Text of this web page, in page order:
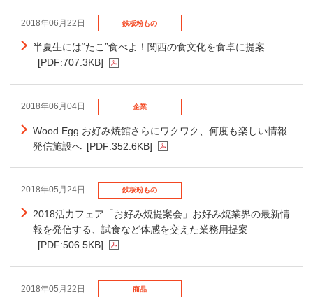
2018年06月22日 鉄板粉もの
半夏生には“たこ”食べよ！関西の食文化を食卓に提案
[PDF:707.3KB]
2018年06月04日 企業
Wood Egg お好み焼館さらにワクワク、何度も楽しい情報
発信施設へ [PDF:352.6KB]
2018年05月24日 鉄板粉もの
2018活力フェア「お好み焼提案会」お好み焼業界の最新情
報を発信する、試食など体感を交えた業務用提案
[PDF:506.5KB]
2018年05月22日 商品